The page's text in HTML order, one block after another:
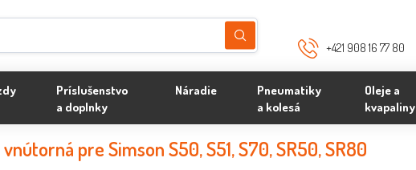
+421 908 16 77 80
Príslušenstvo
a doplnky
Náradie
Pneumatiky
a kolesá
Oleje a
kvapaliny
pre Simson S50, S51, S70, SR50, SR80